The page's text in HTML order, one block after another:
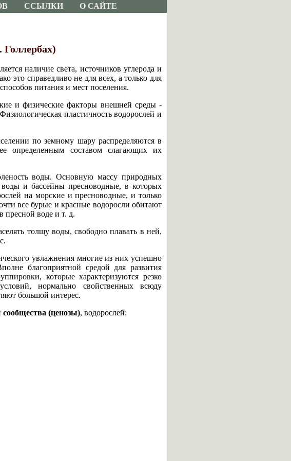
ССЫЛКИ О САЙТЕ
наличие света, источников углерода и
это справедливо не для всех, а только для
питания и мест поселения.
и физические факторы внешней среды -
пластичность водорослей и
по земному шару распределяются в
определенным составом слагающих их
воды. Основную массу природных
и бассейны пресноводные, в которых
на морские и пресноводные, и только
все бурые и красные водоросли обитают
пресной воде и т. д.
толщу воды, свободно плавать в ней,
увлажнения многие из них успешно
благоприятной средой для развития
которые характеризуются резко
нормально свойственных всюду
большой интерес.
сообщества (ценозы), водорослей: